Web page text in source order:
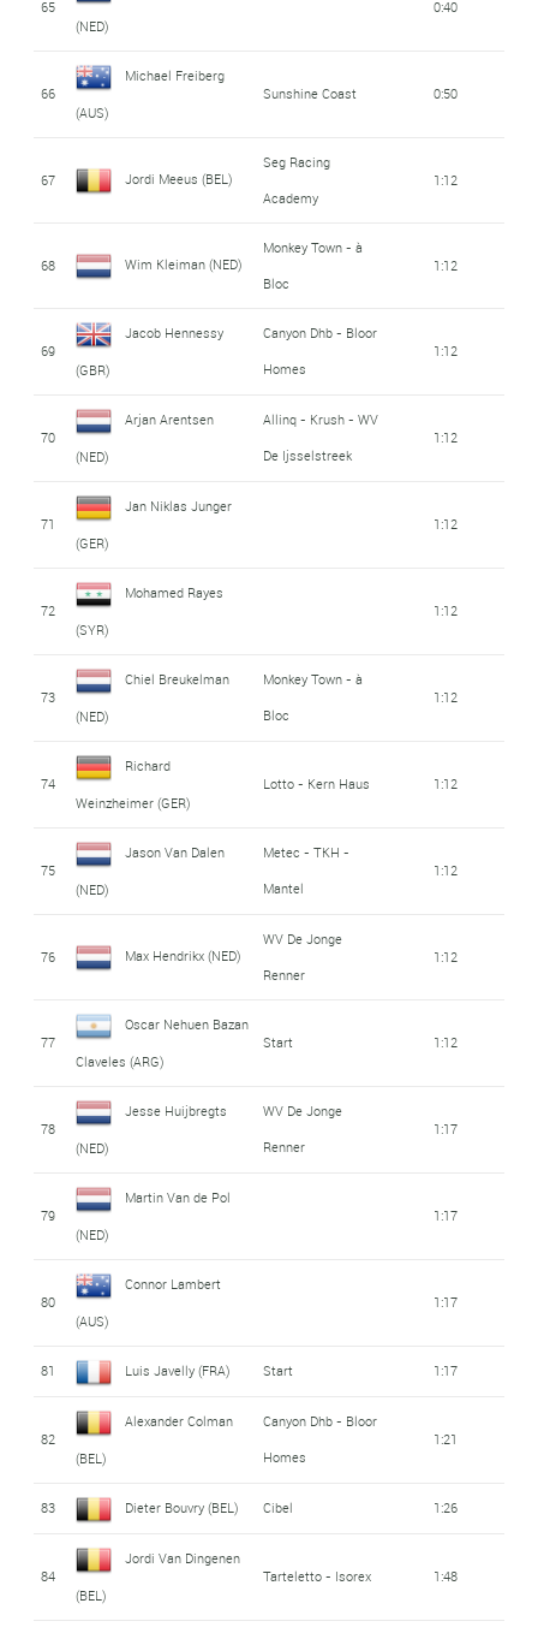
65
(NED)
0:40
66
Michael Freiberg
(AUS)
Sunshine Coast 0:50
67 Jordi Meeus (BEL)
Seg Racing
Academy
1:12
68 Wim Kleiman (NED)
Monkey Town - à
Bloc
1:12
69
Jacob Hennessy
(GBR)
Canyon Dhb - Bloor
Homes
1:12
70
Arjan Arentsen
(NED)
Allinq - Krush - WV
De Ijsselstreek
1:12
71
Jan Niklas Junger
(GER)
1:12
72
Mohamed Rayes
(SYR)
1:12
73
Chiel Breukelman
(NED)
Monkey Town - à
Bloc
1:12
74
Richard
Weinzheimer (GER)
Lotto - Kern Haus 1:12
75
Jason Van Dalen
(NED)
Metec - TKH -
Mantel
1:12
76 Max Hendrikx (NED)
WV De Jonge
Renner
1:12
77
Oscar Nehuen Bazan
Claveles (ARG)
Start 1:12
78
Jesse Huijbregts
(NED)
WV De Jonge
Renner
1:17
79
Martin Van de Pol
(NED)
1:17
80
Connor Lambert
(AUS)
1:17
81 Luis Javelly (FRA) Start 1:17
82
Alexander Colman
(BEL)
Canyon Dhb - Bloor
Homes
1:21
83 Dieter Bouvry (BEL) Cibel 1:26
84
Jordi Van Dingenen
(BEL)
Tarteletto - Isorex 1:48